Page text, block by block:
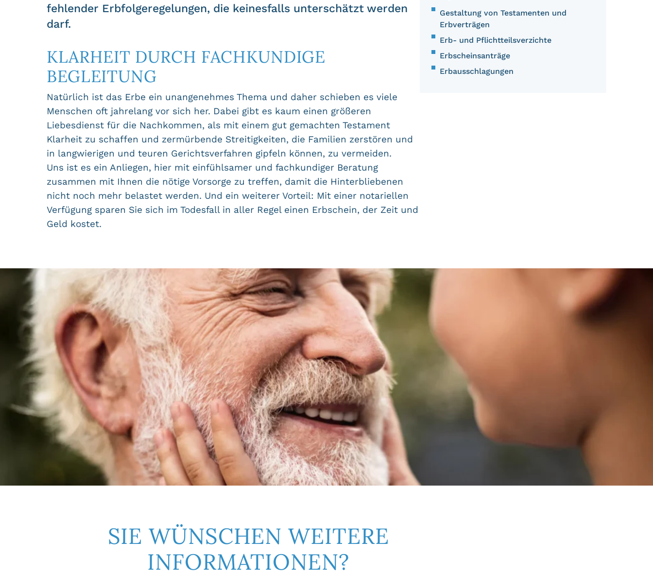
fehlender Erbfolgeregelungen, die keinesfalls unterschätzt werden
darf.
KLARHEIT DURCH FACHKUNDIGE
BEGLEITUNG
Natürlich ist das Erbe ein unangenehmes Thema und daher schieben es viele
Menschen oft jahrelang vor sich her. Dabei gibt es kaum einen größeren
Liebesdienst für die Nachkommen, als mit einem gut gemachten Testament
Klarheit zu schaffen und zermürbende Streitigkeiten, die Familien zerstören und
in langwierigen und teuren Gerichtsverfahren gipfeln können, zu vermeiden.
Uns ist es ein Anliegen, hier mit einfühlsamer und fachkundiger Beratung
zusammen mit Ihnen die nötige Vorsorge zu treffen, damit die Hinterbliebenen
nicht noch mehr belastet werden. Und ein weiterer Vorteil: Mit einer notariellen
Verfügung sparen Sie sich im Todesfall in aller Regel einen Erbschein, der Zeit und
Geld kostet.
Gestaltung von Testamenten und
Erbverträgen
Erb- und Pflichtteilsverzichte
Erbscheinsanträge
Erbausschlagungen
SIE WÜNSCHEN WEITERE
INFORMATIONEN?